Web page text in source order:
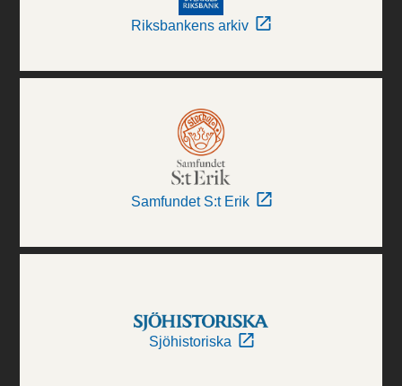
Riksbankens arkiv
Samfundet S:t Erik
Sjöhistoriska